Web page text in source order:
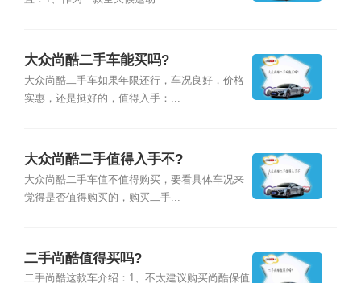
大众尚酷二手车能买吗?
大众尚酷二手车如果年限还行，车况良好，价格
实惠，还是挺好的，值得入手：...
大众尚酷二手值得入手不?
大众尚酷二手车值不值得购买，要看具体车况来
觉得是否值得购买的，购买二手...
二手尚酷值得买吗?
二手尚酷这款车介绍：1、不太建议购买尚酷保值